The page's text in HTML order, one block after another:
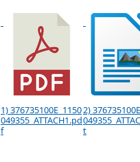
1) 376735100E_1150
049355_ATTACH1.pd
f
2)
t